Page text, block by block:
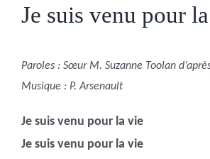
Je suis venu pour
Paroles : Sœur M. Suzanne Toolan
Musique : P. Arsenault
Je suis venu pour la vie
Je suis venu pour la vie